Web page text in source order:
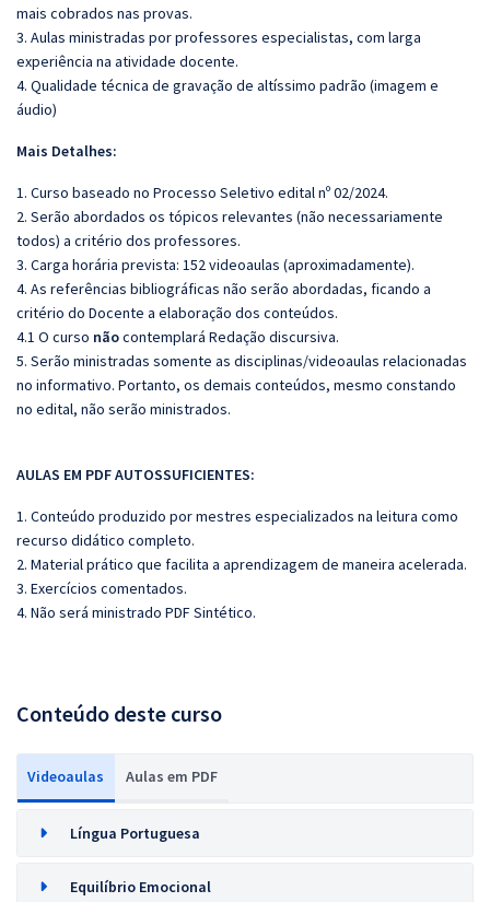
mais cobrados nas provas.
3. Aulas ministradas por professores especialistas, com larga
experiência na atividade docente.
4. Qualidade técnica de gravação de altíssimo padrão (imagem e
áudio)
Mais Detalhes:
1. Curso baseado no Processo Seletivo edital nº 02/2024.
2. Serão abordados os tópicos relevantes (não necessariamente
todos) a critério dos professores.
3. Carga horária prevista: 152 videoaulas (aproximadamente).
4. As referências bibliográficas não serão abordadas, ficando a
critério do Docente a elaboração dos conteúdos.
4.1 O curso nãocontemplará Redação discursiva.
5. Serão ministradas somente as disciplinas/videoaulas relacionadas
no informativo. Portanto, os demais conteúdos, mesmo constando
no edital, não serão ministrados.
AULAS EM PDF AUTOSSUFICIENTES:
1. Conteúdo produzido por mestres especializados na leitura como
recurso didático completo.
2. Material prático que facilita a aprendizagem de maneira acelerada.
3. Exercícios comentados.
4. Não será ministrado PDF Sintético.
Conteúdo deste curso
Videoaulas Aulas em PDF
Língua Portuguesa
Equilíbrio Emocional